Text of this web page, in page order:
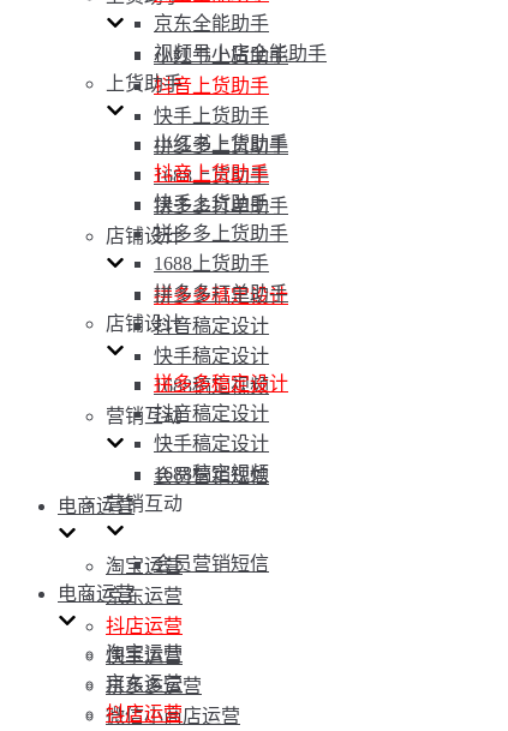
小红书上货助手
抖音上货助手
快手上货助手
拼多多上货助手
1688上货助手
拼多多打单助手
店铺设计
拼多多稿定设计
抖音稿定设计
快手稿定设计
1688稿定视频
营销互动
会员营销短信
电商运营
淘宝运营
京东运营
抖店运营
快手运营
拼多多运营
微信小商店运营
京东全能助手
视频号小店全能助手
上货助手
小红书上货助手
抖音上货助手
快手上货助手
拼多多上货助手
1688上货助手
拼多多打单助手
店铺设计
拼多多稿定设计
抖音稿定设计
快手稿定设计
1688稿定视频
营销互动
会员营销短信
电商运营
淘宝运营
京东运营
抖店运营